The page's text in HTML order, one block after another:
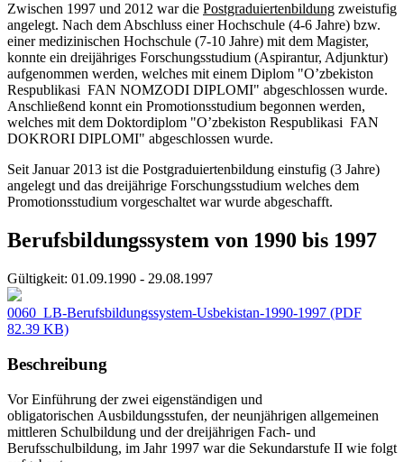
Zwischen 1997 und 2012 war die Postgraduiertenbildung zweistufig
angelegt. Nach dem Abschluss einer Hochschule (4-6 Jahre) bzw.
einer medizinischen Hochschule (7-10 Jahre) mit dem Magister,
konnte ein dreijähriges Forschungsstudium (Aspirantur, Adjunktur)
aufgenommen werden, welches mit einem Diplom "O’zbekiston
Respublikasi FAN NOMZODI DIPLOMI" abgeschlossen wurde.
Anschließend konnt ein Promotionsstudium begonnen werden,
welches mit dem Doktordiplom "O’zbekiston Respublikasi FAN
DOKRORI DIPLOMI" abgeschlossen wurde.
Seit Januar 2013 ist die Postgraduiertenbildung einstufig (3 Jahre)
angelegt und das dreijährige Forschungsstudium welches dem
Promotionsstudium vorgeschaltet war wurde abgeschafft.
Berufsbildungssystem von 1990 bis 1997
Gültigkeit: 01.09.1990 - 29.08.1997
0060_LB-Berufsbildungssystem-Usbekistan-1990-1997 (PDF
82.39 KB)
Beschreibung
Vor Einführung der zwei eigenständigen und
obligatorischen Ausbildungsstufen, der neunjährigen allgemeinen
mittleren Schulbildung und der dreijährigen Fach- und
Berufsschulbildung, im Jahr 1997 war die Sekundarstufe II wie folgt